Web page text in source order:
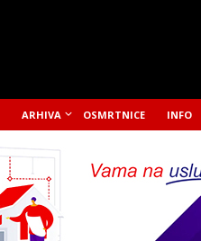
ARHIVA OSMRTNICE INFO